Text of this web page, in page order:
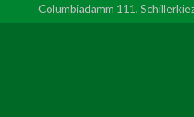
Columbiadamm 111,